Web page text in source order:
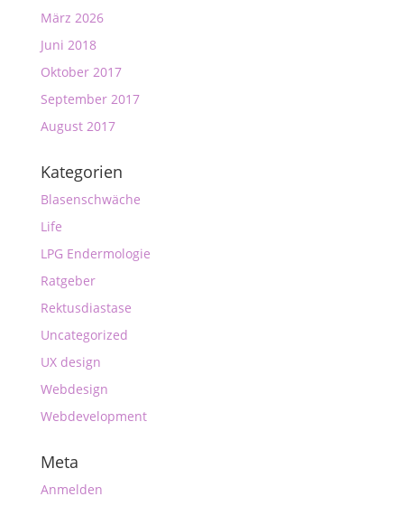
März 2026
Juni 2018
Oktober 2017
September 2017
August 2017
Kategorien
Blasenschwäche
Life
LPG Endermologie
Ratgeber
Rektusdiastase
Uncategorized
UX design
Webdesign
Webdevelopment
Meta
Anmelden